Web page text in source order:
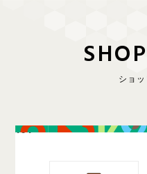
SHOP
ショ
101